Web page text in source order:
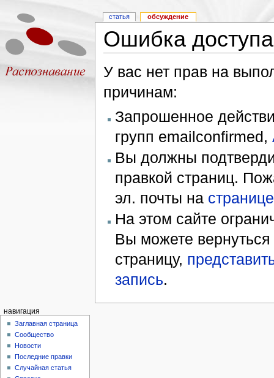
Ошибка доступа
У вас нет прав на
причинам:
Запрошенное
групп emailconfirmed,
Вы должны
правкой страниц.
эл. почты на
На этом сайте
Вы можете
страницу,
запись.
статья обсуждение
навигация
Заглавная страница
Сообщество
Новости
Последние правки
Случайная статья